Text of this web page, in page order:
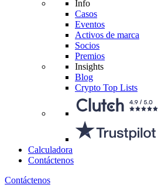
Info
Casos
Eventos
Activos de marca
Socios
Premios
Insights
Blog
Crypto Top Lists
Calculadora
Contáctenos
Contáctenos